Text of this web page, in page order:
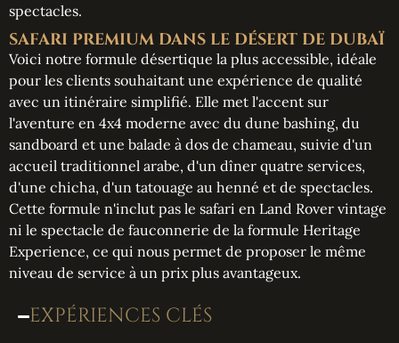
spectacles.
SAFARI PREMIUM DANS LE DÉSERT DE DUBAÏ
Voici notre formule désertique la plus accessible, idéale
pour les clients souhaitant une expérience de qualité
avec un itinéraire simplifié. Elle met l'accent sur
l'aventure en 4x4 moderne avec du dune bashing, du
sandboard et une balade à dos de chameau, suivie d'un
accueil traditionnel arabe, d'un dîner quatre services,
d'une chicha, d'un tatouage au henné et de spectacles.
Cette formule n'inclut pas le safari en Land Rover vintage
ni le spectacle de fauconnerie de la formule Heritage
Experience, ce qui nous permet de proposer le même
niveau de service à un prix plus avantageux.
EXPÉRIENCES CLÉS